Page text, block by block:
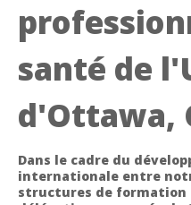
santé de
d'Ottawa,
Dans le cadre du
internationale entre
structures de formation